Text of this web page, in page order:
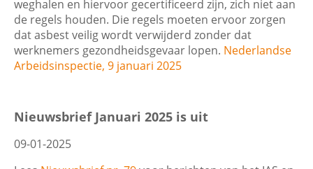
weghalen en hiervoor gecertificeerd zijn, zich niet aan
de regels houden. Die regels moeten ervoor zorgen
dat asbest veilig wordt verwijderd zonder dat
werknemers gezondheidsgevaar lopen. Nederlandse
Arbeidsinspectie, 9 januari 2025
Nieuwsbrief Januari 2025 is uit
09-01-2025